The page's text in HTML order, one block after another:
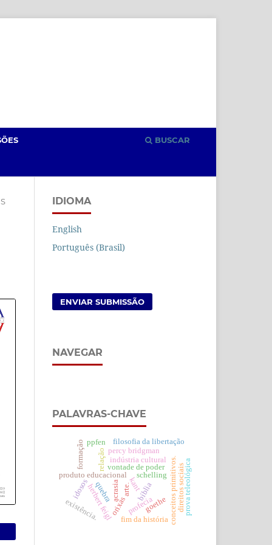
BUSCAR
IDIOMA
English
Português (Brasil)
ENVIAR SUBMISSÃO
NAVEGAR
PALAVRAS-CHAVE
kant
herbert feigl bíblia
profecia
produto educacional
relaçãovontade de poder
acrasia
formação indústria cultural conceitos primitivos.
percy bridgman
fim da história
idosos direitos sociais
filosofia da libertação
arte.
schelling prova teleológica
existência. goethe
quebra
ppfen
orixás